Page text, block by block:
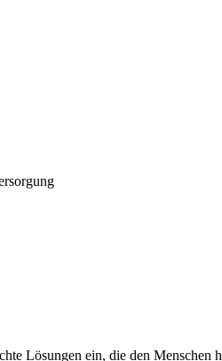
Lösungen ein, die den Menschen